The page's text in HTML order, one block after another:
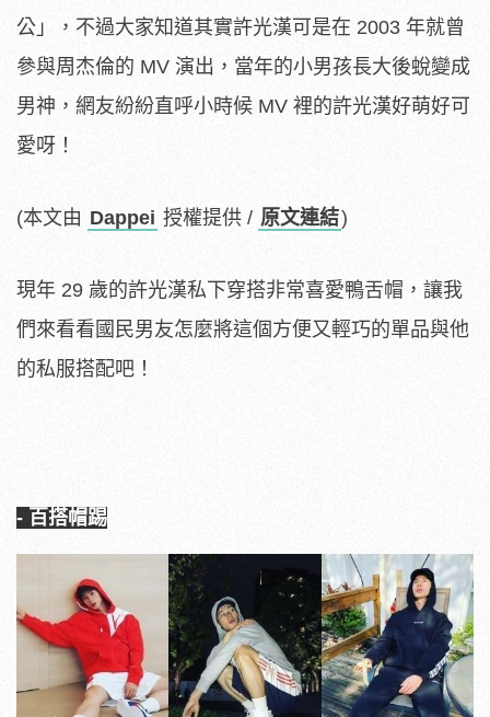
公」，不過大家知道其實許光漢可是在 2003 年就曾
參與周杰倫的 MV 演出，當年的小男孩長大後蛻變成
男神，網友紛紛直呼小時候 MV 裡的許光漢好萌好可
愛呀！
(本文由 Dappei 授權提供 / 原文連結)
現年 29 歲的許光漢私下穿搭非常喜愛鴨舌帽，讓我
們來看看國民男友怎麼將這個方便又輕巧的單品與他
的私服搭配吧！
- 百搭帽踢